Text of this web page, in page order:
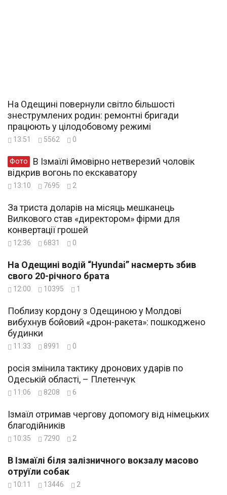
На Одещині повернули світло більшості
знеструмлених родин: ремонтні бригади
працюють у цілодобовому режимі
13:51 5562 0
Фото
відкрив вогонь по екскаватору
13:10 7695 2
За триста доларів на місяць мешканець
Вилкового став «директором» фірми для
конвертації грошей
12:36 6831 0
На Одещині водій “Hyundai” насмерть збив
свого 20-річного брата
12:00 10395 1
Поблизу кордону з Одещиною у Молдові
вибухнув бойовий «дрон-ракета»: пошкоджено
будинки
11:33 8991 0
росія змінила тактику дронових ударів по
Одеській області, – Плетенчук
11:06 8208 6
Ізмаїл отримав чергову допомогу від німецьких
благодійників
10:35 7290 2
В Ізмаїлі біля залізничного вокзалу масово
отруїли собак
10:11 13446 2